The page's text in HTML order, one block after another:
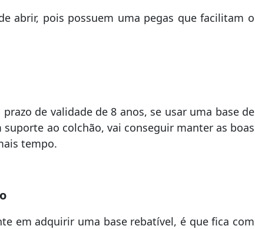
abrir, pois possuem uma pegas que facilitam o
de validade de 8 anos, se usar uma base de
ao colchão, vai conseguir manter as boas
tempo.
em adquirir uma base rebatível, é que fica com